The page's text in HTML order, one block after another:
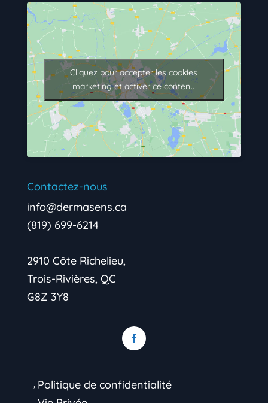
Cliquez pour accepter les cookies
marketing et activer ce contenu
Contactez-nous
info@dermasens.ca
(819) 699-6214
2910 Côte Richelieu,
Trois-Rivières, QC
G8Z 3Y8
→Politique de confidentialité